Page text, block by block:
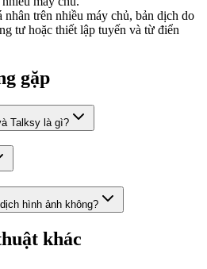
nhân trên nhiều máy chủ, bản dịch do
tư hoặc thiết lập tuyến và từ điển
gặp
Talksy là gì?
hình ảnh không?
khác